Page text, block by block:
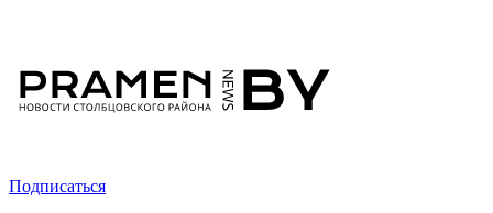
Подписаться